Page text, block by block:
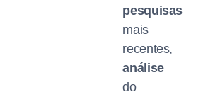
pesquisas
mais
recentes,
análise
do